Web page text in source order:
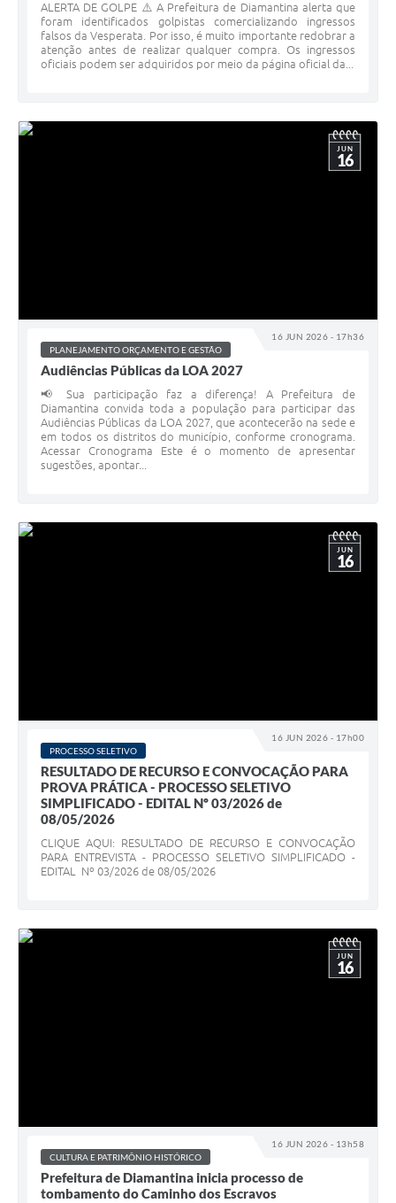
ALERTA DE GOLPE ⚠️ A Prefeitura de Diamantina alerta que
foram identificados golpistas comercializando ingressos
falsos da Vesperata. Por isso, é muito importante redobrar a
atenção antes de realizar qualquer compra. Os ingressos
oficiais podem ser adquiridos por meio da página oficial da...
16 JUN 2026 - 17h36
JUN
16
PLANEJAMENTO ORÇAMENTO E GESTÃO
Audiências Públicas da LOA 2027
📢 Sua participação faz a diferença! A Prefeitura de
Diamantina convida toda a população para participar das
Audiências Públicas da LOA 2027, que acontecerão na sede e
em todos os distritos do município, conforme cronograma.
Acessar Cronograma Este é o momento de apresentar
sugestões, apontar...
16 JUN 2026 - 17h00
JUN
16
PROCESSO SELETIVO
RESULTADO DE RECURSO E CONVOCAÇÃO PARA
PROVA PRÁTICA - PROCESSO SELETIVO
SIMPLIFICADO - EDITAL Nº 03/2026 de
08/05/2026
CLIQUE AQUI: RESULTADO DE RECURSO E CONVOCAÇÃO
PARA ENTREVISTA - PROCESSO SELETIVO SIMPLIFICADO -
EDITAL Nº 03/2026 de 08/05/2026
16 JUN 2026 - 13h58
JUN
16
CULTURA E PATRIMÔNIO HISTÓRICO
Prefeitura de Diamantina inicia processo de
tombamento do Caminho dos Escravos